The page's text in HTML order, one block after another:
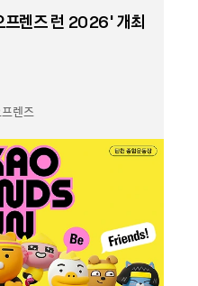
프렌즈 런 2026' 개최
렌즈